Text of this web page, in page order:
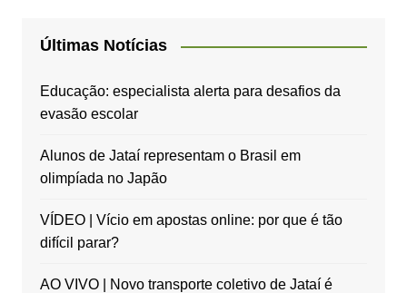
Últimas Notícias
Educação: especialista alerta para desafios da
evasão escolar
Alunos de Jataí representam o Brasil em
olimpíada no Japão
VÍDEO | Vício em apostas online: por que é tão
difícil parar?
AO VIVO | Novo transporte coletivo de Jataí é